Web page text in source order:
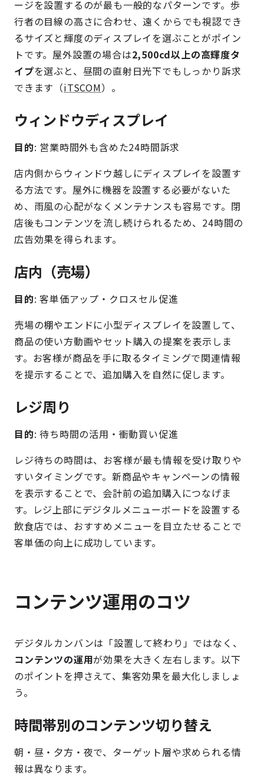
ージを設置するのが最も一般的なパターンです。歩
行者の目線の高さに合わせ、遠くからでも視認でき
るサイズと輝度のディスプレイを選ぶことがポイン
トです。屋外設置の場合は2,500cd以上の高輝度タ
イプを選ぶと、昼間の直射日光下でもしっかり訴求
できます（iTSCOM）。
ウィンドウディスプレイ
目的: 営業時間外も含めた24時間訴求
店内側からウィンドウ越しにディスプレイを設置す
る方法です。屋外に機器を設置する必要がないた
め、雨風の心配がなくメンテナンスも容易です。閉
店後もコンテンツを流し続けられるため、24時間の
広告効果を得られます。
店内（売場）
目的: 客単価アップ・クロスセル促進
売場の棚やエンドに小型ディスプレイを設置して、
商品の使い方動画やセット購入の提案を表示しま
す。お客様が商品を手に取るタイミングで関連情報
を提示することで、追加購入を自然に促します。
レジ周り
目的: 待ち時間の活用・衝動買い促進
レジ待ちの時間は、お客様が最も情報を受け取りや
すいタイミングです。新商品やキャンペーンの情報
を表示することで、会計前の追加購入につなげま
す。レジ上部にデジタルメニューボードを設置する
飲食店では、おすすめメニューを目立たせることで
客単価の向上に成功しています。
コンテンツ運用のコツ
デジタルカンバンは「設置して終わり」ではなく、
コンテンツの運用が効果を大きく左右します。以下
のポイントを押さえて、集客効果を最大化しましょ
う。
時間帯別のコンテンツ切り替え
朝・昼・夕方・夜で、ターゲット層や求められる情
報は異なります。